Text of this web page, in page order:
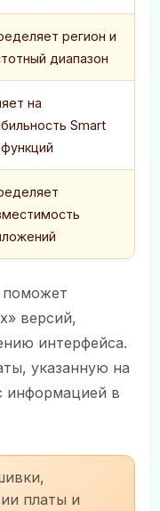
регион и
диапазон
на
Smart
поможет
версий,
интерфейса.
указанную на
информацией в
платы и